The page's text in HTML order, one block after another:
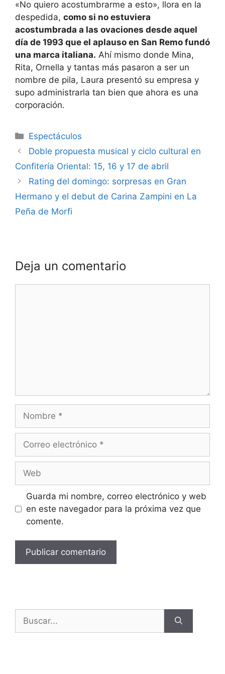
«No quiero acostumbrarme a esto», llora en la
despedida, como si no estuviera
acostumbrada a las ovaciones desde aquel
día de 1993 que el aplauso en San Remo fundó
una marca italiana. Ahí mismo donde Mina,
Rita, Ornella y tantas más pasaron a ser un
nombre de pila, Laura presentó su empresa y
supo administrarla tan bien que ahora es una
corporación.
Espectáculos
Doble propuesta musical y ciclo cultural en
Confitería Oriental: 15, 16 y 17 de abril
Rating del domingo: sorpresas en Gran
Hermano y el debut de Carina Zampini en La
Peña de Morfi
Deja un comentario
Guarda mi nombre, correo electrónico y web
en este navegador para la próxima vez que
comente.